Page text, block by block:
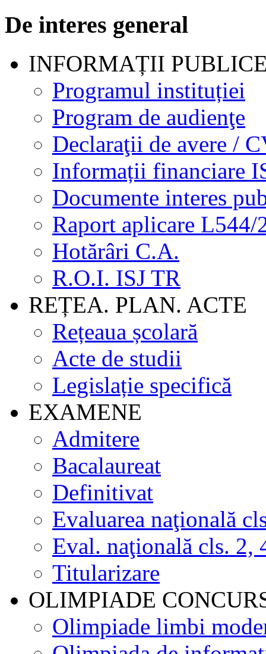
De interes general
INFORMAȚII
Programul instituției
Program de audienţe
Declaraţii de avere /
Informații financiare
Documente interes
Raport aplicare L544/
Hotărâri C.A.
R.O.I. ISJ TR
REȚEA. PLAN. ACTE
Rețeaua școlară
Acte de studii
Legislație specifică
EXAMENE
Admitere
Bacalaureat
Definitivat
Evaluarea naţională
Eval. naţională cls. 2,
Titularizare
OLIMPIADE
Olimpiade limbi